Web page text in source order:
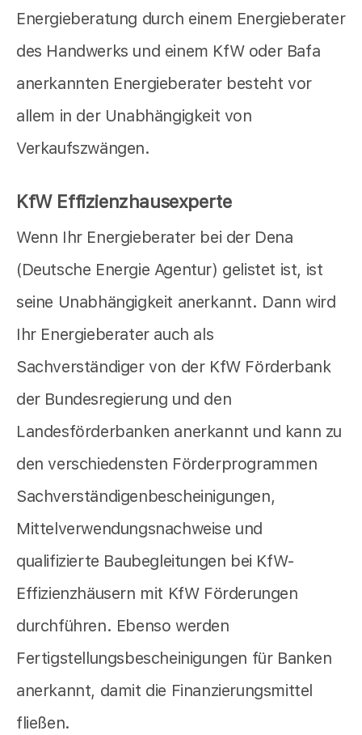
Energieberatung durch einem Energieberater
des Handwerks und einem KfW oder Bafa
anerkannten Energieberater besteht vor
allem in der Unabhängigkeit von
Verkaufszwängen.
KfW Effizienzhausexperte
Wenn Ihr Energieberater bei der Dena
(Deutsche Energie Agentur) gelistet ist, ist
seine Unabhängigkeit anerkannt. Dann wird
Ihr Energieberater auch als
Sachverständiger von der KfW Förderbank
der Bundesregierung und den
Landesförderbanken anerkannt und kann zu
den verschiedensten Förderprogrammen
Sachverständigenbescheinigungen,
Mittelverwendungsnachweise und
qualifizierte Baubegleitungen bei KfW-
Effizienzhäusern mit KfW Förderungen
durchführen. Ebenso werden
Fertigstellungsbescheinigungen für Banken
anerkannt, damit die Finanzierungsmittel
fließen.